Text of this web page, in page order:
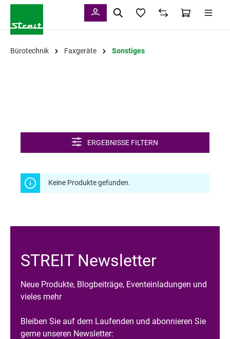
Bürotechnik Faxgeräte Sonstiges
ERGEBNISSE FILTERN
Keine Produkte gefunden.
STREIT Newsletter
Neue Produkte, Blogbeiträge, Eventeinladungen und
vieles mehr
Bleiben Sie auf dem Laufenden und abonnieren Sie
gerne unseren Newsletter: